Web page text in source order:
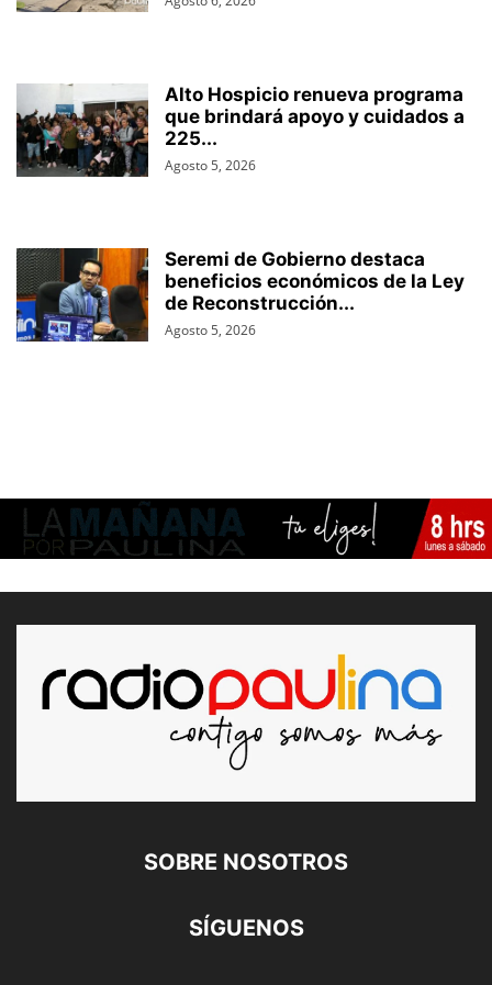
Alto Hospicio renueva programa
que brindará apoyo y cuidados a
225...
Agosto 5, 2026
Seremi de Gobierno destaca
beneficios económicos de la Ley
de Reconstrucción...
Agosto 5, 2026
SOBRE NOSOTROS
SÍGUENOS